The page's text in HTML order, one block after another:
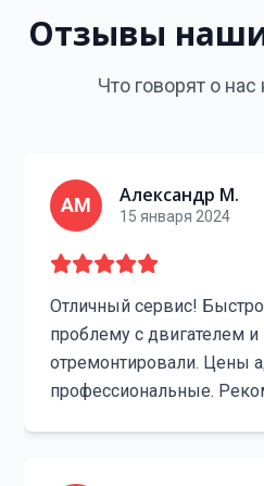
Отзывы
Что говорят о
АМ Александр М.
15 января 2024
Отличный сервис!
проблему с двигателем и
отремонтировали. Цены
профессиональные.